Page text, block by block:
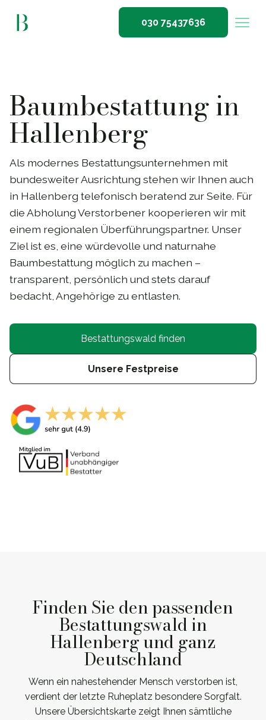
030 75437636
Baumbestattung in
Hallenberg
Als modernes Bestattungsunternehmen mit
bundesweiter Ausrichtung stehen wir Ihnen auch
in Hallenberg telefonisch beratend zur Seite. Für
die Abholung Verstorbener kooperieren wir mit
einem regionalen Überführungspartner. Unser
Ziel ist es, eine würdevolle und naturnahe
Baumbestattung möglich zu machen –
transparent, persönlich und stets darauf
bedacht, Angehörige zu entlasten.
Bestattungswald finden
Unsere Festpreise
Finden Sie den passenden
Bestattungswald in
Hallenberg und ganz
Deutschland
Wenn ein nahestehender Mensch verstorben ist,
verdient der letzte Ruheplatz besondere Sorgfalt.
Unsere Übersichtskarte zeigt Ihnen sämtliche